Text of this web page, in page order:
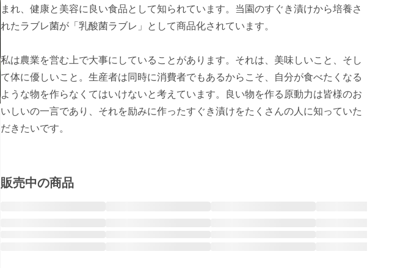
まれ、健康と美容に良い食品として知られています。当園のすぐき漬けから培養さ
れたラブレ菌が「乳酸菌ラブレ」として商品化されています。
私は農業を営む上で大事にしていることがあります。それは、美味しいこと、そし
て体に優しいこと。生産者は同時に消費者でもあるからこそ、自分が食べたくなる
ような物を作らなくてはいけないと考えています。良い物を作る原動力は皆様のお
いしいの一言であり、それを励みに作ったすぐき漬けをたくさんの人に知っていた
だきたいです。
販売中の商品